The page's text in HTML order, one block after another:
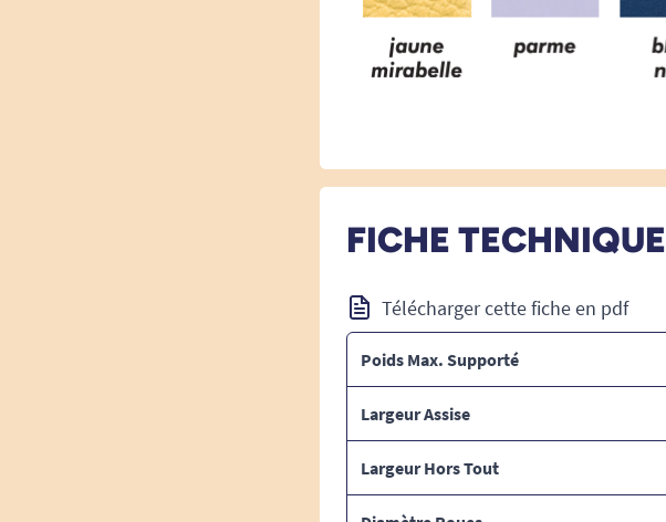
FICHE TECHNIQUE
Télécharger cette fiche en pdf
Poids Max. Supporté
Largeur Assise
Largeur Hors Tout